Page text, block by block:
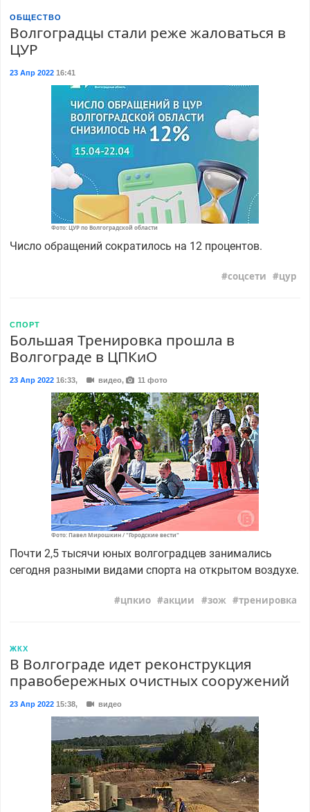
ОБЩЕСТВО
Волгоградцы стали реже жаловаться в
ЦУР
23 Апр 202216:41
Фото: ЦУР по Волгоградской области
Число обращений сократилось на 12 процентов.
соцсети цур
СПОРТ
Большая Тренировка прошла в
Волгограде в ЦПКиО
23 Апр 202216:33, видео, 11 фото
Фото: Павел Мирошкин / "Городские вести"
Почти 2,5 тысячи юных волгоградцев занимались
сегодня разными видами спорта на открытом воздухе.
цпкио акции зож тренировка
ЖКХ
В Волгограде идет реконструкция
правобережных очистных сооружений
23 Апр 202215:38, видео